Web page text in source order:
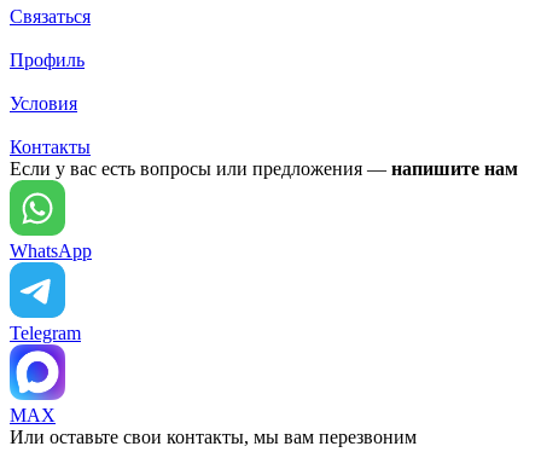
Связаться
Профиль
Условия
Контакты
Если у вас есть вопросы или предложения — напишите нам
WhatsApp
Telegram
MAX
Или оставьте свои контакты, мы вам перезвоним